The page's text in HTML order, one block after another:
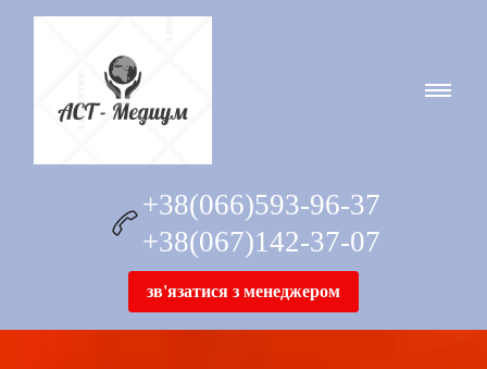
+38(066)593-96-37
+38(067)142-37-07
зв'язатися з менеджером